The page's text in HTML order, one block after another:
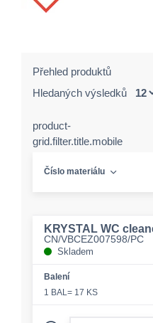
Přehled produktů
Hledaných výsledků
product-
grid.filter.title.mobile
Číslo materiálu
KRYSTAL WC
CN/VBCEZ007598/PC
Skladem
Balení
1 BAL= 17 KS